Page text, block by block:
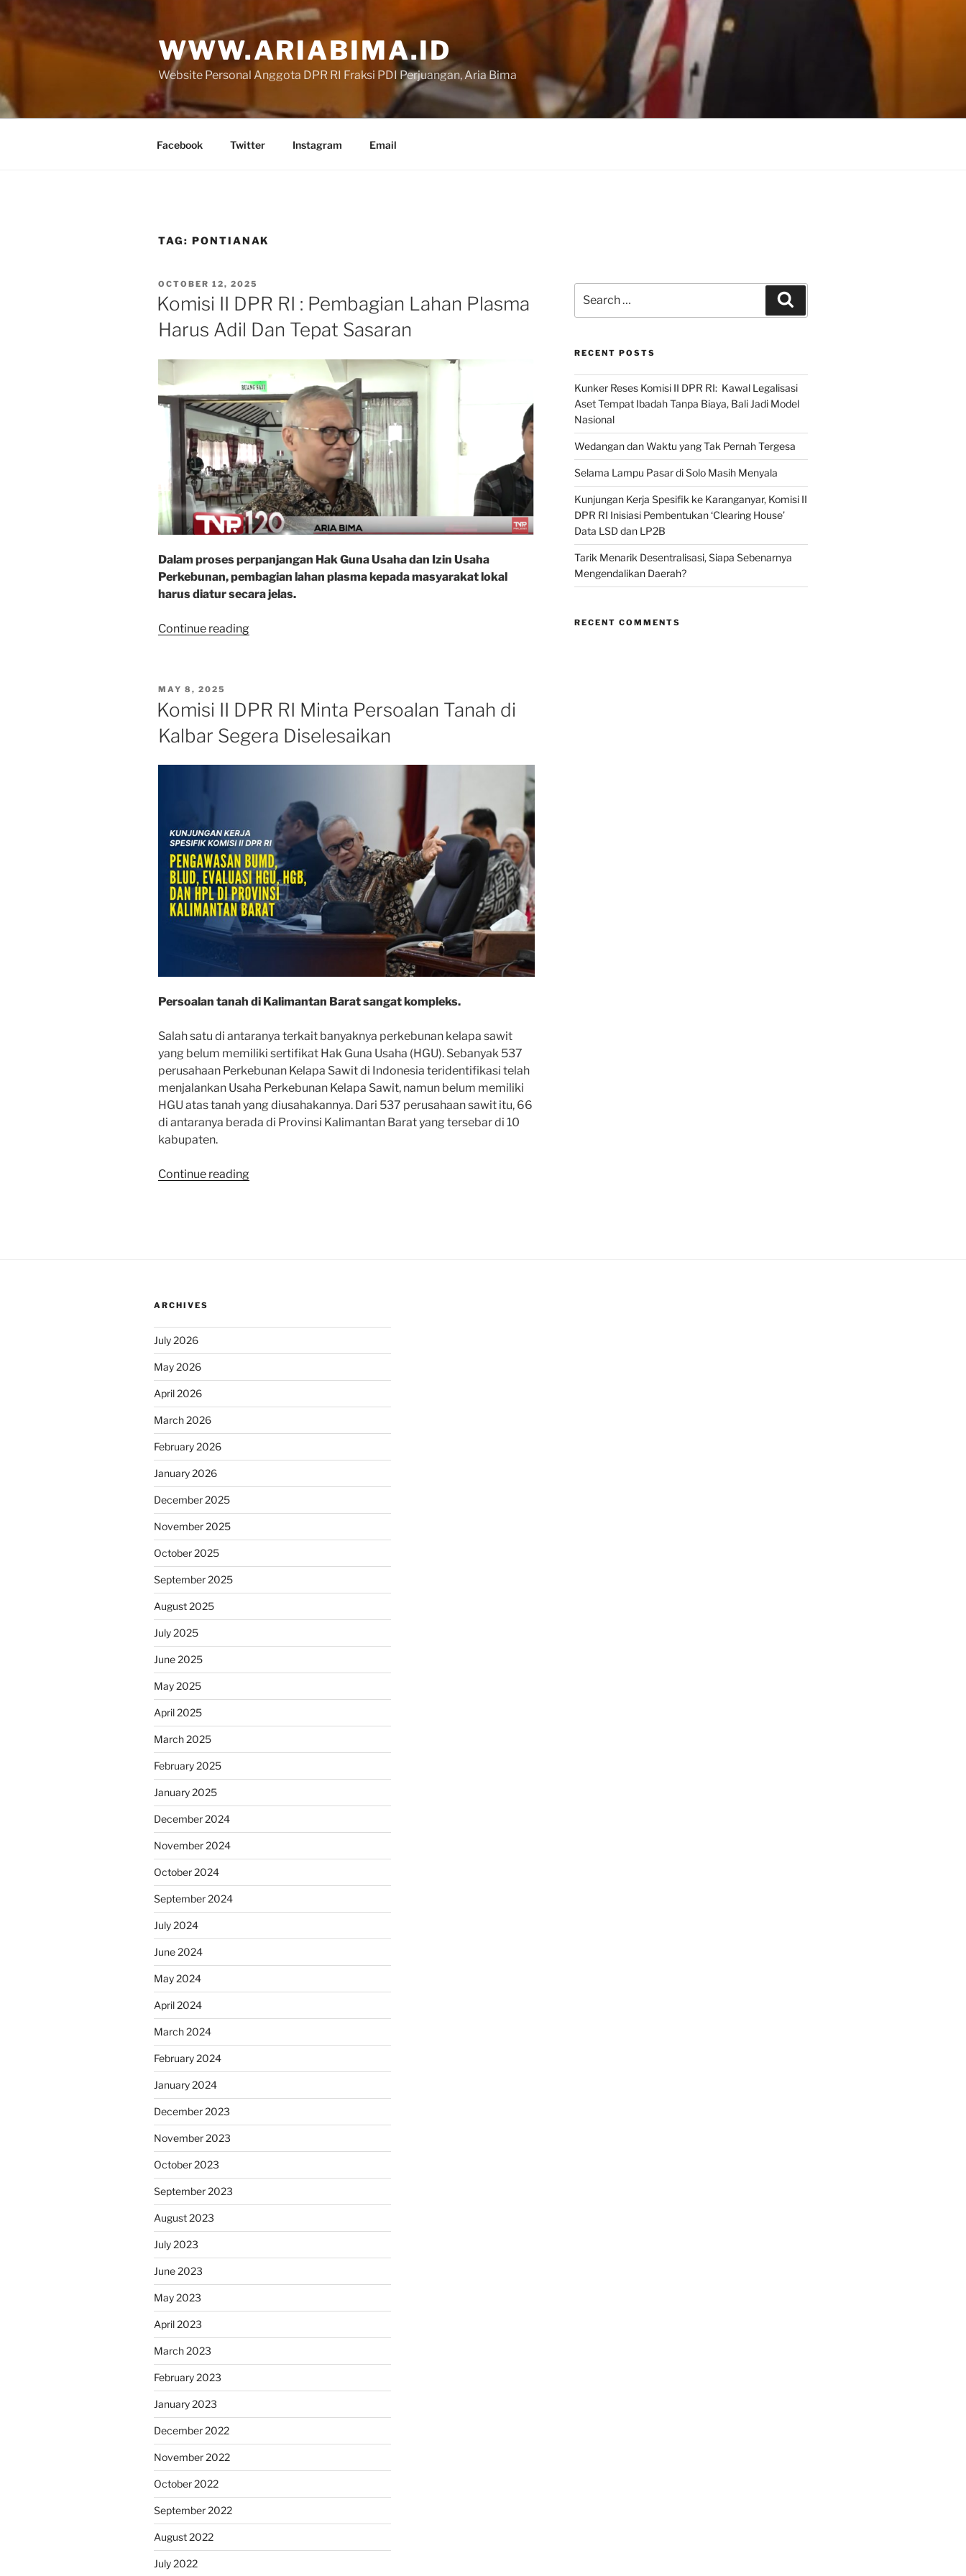
content
WWW.ARIABIMA.ID
Website Personal Anggota DPR RI Fraksi PDI Perjuangan, Aria Bima
Facebook Twitter Instagram Email
TAG: PONTIANAK
POSTED
ON
OCTOBER 12, 2025
Komisi II DPR RI : Pembagian Lahan Plasma
Harus Adil Dan Tepat Sasaran
Dalam proses perpanjangan Hak Guna Usaha dan Izin Usaha
Perkebunan, pembagian lahan plasma kepada masyarakat lokal
harus diatur secara jelas.
Continue reading“Komisi
Pembagian
Lahan
Plasma
Harus
Tepat
Sasaran”
POSTED
ON
MAY 8, 2025
Komisi II DPR RI Minta Persoalan Tanah di
Kalbar Segera Diselesaikan
Persoalan tanah di Kalimantan Barat sangat kompleks.
Salah satu di antaranya terkait banyaknya perkebunan kelapa sawit
yang belum memiliki sertifikat Hak Guna Usaha (HGU). Sebanyak 537
perusahaan Perkebunan Kelapa Sawit di Indonesia teridentifikasi telah
menjalankan Usaha Perkebunan Kelapa Sawit, namun belum memiliki
HGU atas tanah yang diusahakannya. Dari 537 perusahaan sawit itu, 66
di antaranya berada di Provinsi Kalimantan Barat yang tersebar di 10
kabupaten.
Continue reading“Komisi
Segera
for:
RECENT POSTS
Kunker Reses Komisi II DPR RI: Kawal Legalisasi
Aset Tempat Ibadah Tanpa Biaya, Bali Jadi Model
Nasional
Wedangan dan Waktu yang Tak Pernah Tergesa
Selama Lampu Pasar di Solo Masih Menyala
Kunjungan Kerja Spesifik ke Karanganyar, Komisi II
DPR RI Inisiasi Pembentukan ‘Clearing House’
Data LSD dan LP2B
Tarik Menarik Desentralisasi, Siapa Sebenarnya
Mengendalikan Daerah?
RECENT COMMENTS
ARCHIVES
July 2026
May 2026
April 2026
March 2026
February 2026
January 2026
December 2025
November 2025
October 2025
September 2025
August 2025
July 2025
June 2025
May 2025
April 2025
March 2025
February 2025
January 2025
December 2024
November 2024
October 2024
September 2024
July 2024
June 2024
May 2024
April 2024
March 2024
February 2024
January 2024
December 2023
November 2023
October 2023
September 2023
August 2023
July 2023
June 2023
May 2023
April 2023
March 2023
February 2023
January 2023
December 2022
November 2022
October 2022
September 2022
August 2022
July 2022